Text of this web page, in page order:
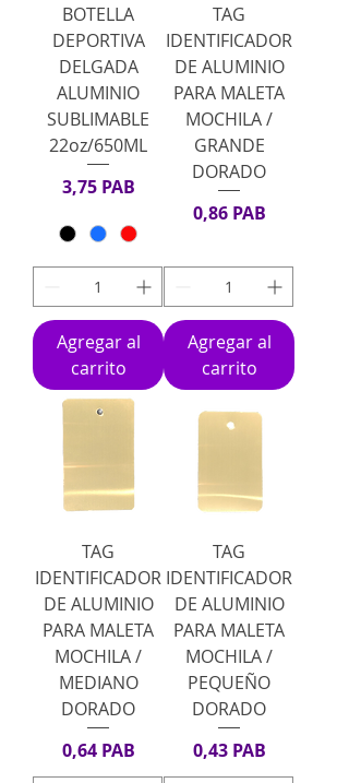
BOTELLA
DEPORTIVA
DELGADA
ALUMINIO
SUBLIMABLE
22oz/650ML
Precio
3,75 PAB
Agregar al
carrito
TAG
IDENTIFICADOR
DE ALUMINIO
PARA MALETA
MOCHILA /
GRANDE
DORADO
Precio
0,86 PAB
Agregar al
carrito
TAG
IDENTIFICADOR
DE ALUMINIO
PARA MALETA
MOCHILA /
MEDIANO
DORADO
Precio
0,64 PAB
TAG
IDENTIFICADOR
DE ALUMINIO
PARA MALETA
MOCHILA /
PEQUEÑO
DORADO
Precio
0,43 PAB